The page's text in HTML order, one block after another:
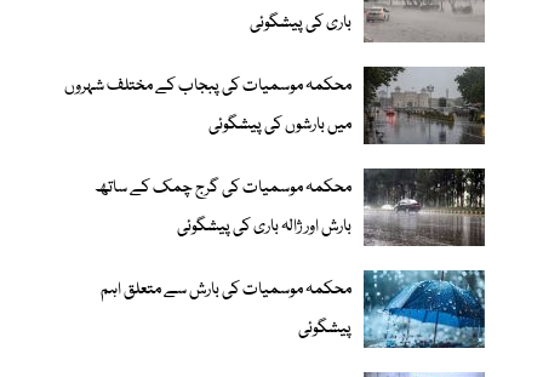
باری کی پیشگوئی
محکمہ موسمیات کی پبجاب کے مختلف شہروں
میں بارشوں کی پیشگوئی
محکمہ موسمیات کی گرج چمک کے ساتھ
بارش اور ژالہ باری کی پیشگوئی
محکمہ موسمیات کی بارش سے متعلق اہم
پیشگوئی